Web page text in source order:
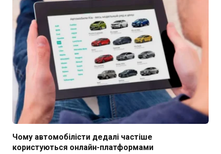
Чому автомобілісти дедалі частіше
користуються онлайн-платформами